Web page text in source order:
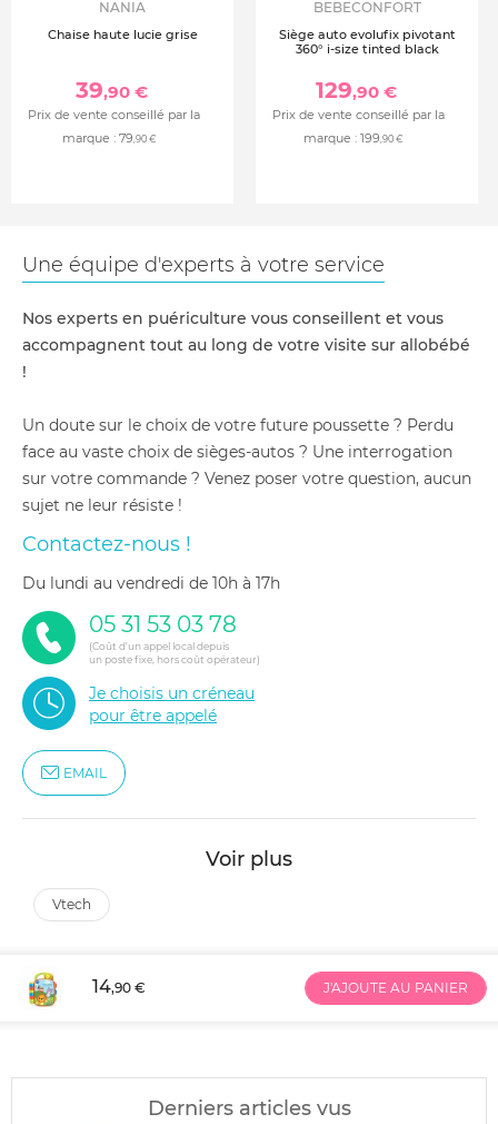
NANIA
Chaise haute lucie grise
39,90 €
Prix de vente conseillé par la
marque : 79,90 €
BEBECONFORT
Siège auto evolufix pivotant
360° i-size tinted black
129,90 €
Prix de vente conseillé par la
marque : 199,90 €
Une équipe d'experts à votre service
Nos experts en puériculture vous conseillent et vous
accompagnent tout au long de votre visite sur allobébé
!
Un doute sur le choix de votre future poussette ? Perdu
face au vaste choix de sièges-autos ? Une interrogation
sur votre commande ? Venez poser votre question, aucun
sujet ne leur résiste !
Contactez-nous !
du lundi au vendredi de 10h à 17h
05 31 53 03 78
(Coût d'un appel local depuis
un poste fixe, hors coût opérateur)
Je choisis un créneau
pour être appelé
EMAIL
Voir plus
vtech
14,90 € J'AJOUTE AU PANIER
Derniers articles vus